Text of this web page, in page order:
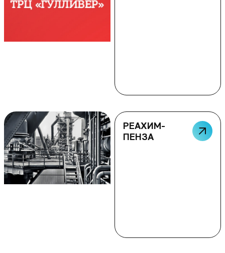
РЕАХИМ-
ПЕНЗА